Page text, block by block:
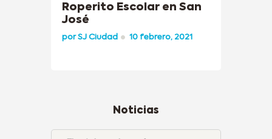
Roperito Escolar en San
José
porSJ Ciudad 10 febrero, 2021
Noticias